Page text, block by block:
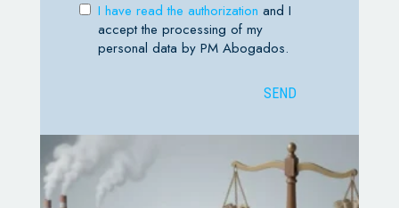
I have read the authorization and I
accept the processing of my
personal data by PM Abogados.